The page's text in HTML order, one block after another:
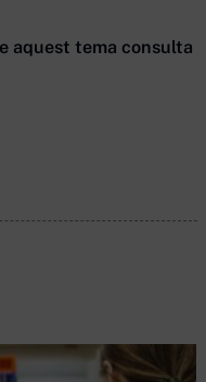
aquest tema consulta